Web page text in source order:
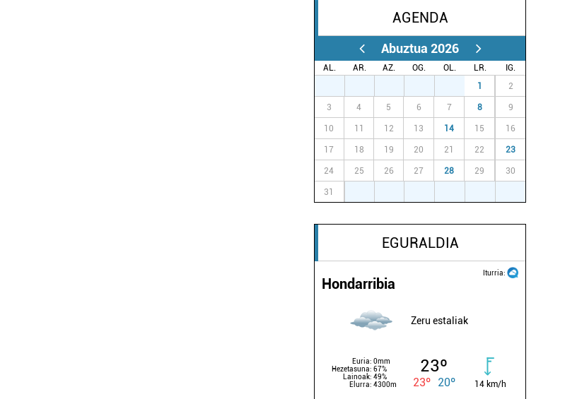
AGENDA
Abuztua 2026
AL. AR. AZ. OG. OL. LR.
IG.
1 2
3 4 5 6 7 8 9
10 11 12 13 14 15 16
17 18 19 20 21 22 23
24 25 26 27 28 29 30
31
EGURALDIA
Iturria:
Hondarribia
Zeru estaliak
Euria: 0mm
Hezetasuna: 67%
Lainoak: 49%
Elurra: 4300m
23º
23º 20º 14 km/h